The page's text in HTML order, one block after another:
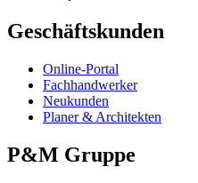
Geschäftskunden
Online-Portal
Fachhandwerker
Neukunden
Planer & Architekten
P&M Gruppe